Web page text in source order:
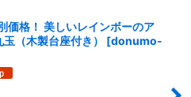
り込む
格！ 美しいレインボーのア
（木製台座付き）
[donumo-